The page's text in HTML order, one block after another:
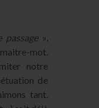
passage»,
mot.
notre
de
tant.